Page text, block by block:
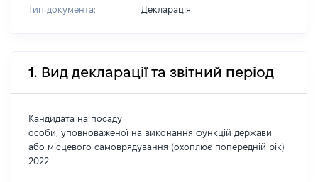
Тип документа: Декларація
1. Вид декларації та звітний період
Кандидата на посаду
особи, уповноваженої на виконання функцій держави
або місцевого самоврядування (охоплює попередній рік)
2022